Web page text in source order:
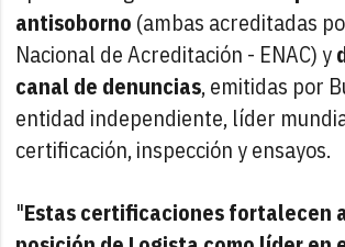
antisoborno (ambas acreditadas
Nacional de Acreditación - ENAC) y
canal de denuncias, emitidas por
entidad independiente, líder
certificación, inspección y ensayos.
"Estas certificaciones fortalecen